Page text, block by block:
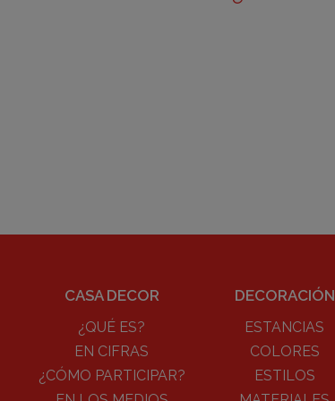
CASA DECOR
¿QUÉ ES?
EN CIFRAS
¿CÓMO PARTICIPAR?
DECORACIÓN
ESTANCIAS
COLORES
ESTILOS